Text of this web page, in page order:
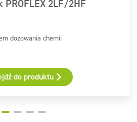
PROFLEX 2LF/2HF
dozowania chemii
do produktu